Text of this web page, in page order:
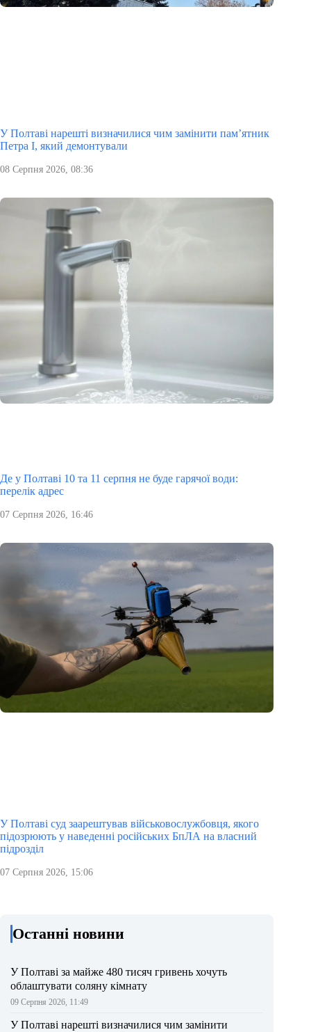
У Полтаві нарешті визначилися чим замінити пам’ятник
Петра І, який демонтували
08 Серпня 2026, 08:36
Де у Полтаві 10 та 11 серпня не буде гарячої води:
перелік адрес
07 Серпня 2026, 16:46
У Полтаві суд заарештував військовослужбовця, якого
підозрюють у наведенні російських БпЛА на власний
підрозділ
07 Серпня 2026, 15:06
Останні новини
У Полтаві за майже 480 тисяч гривень хочуть
облаштувати соляну кімнату
09 Серпня 2026, 11:49
У Полтаві нарешті визначилися чим замінити